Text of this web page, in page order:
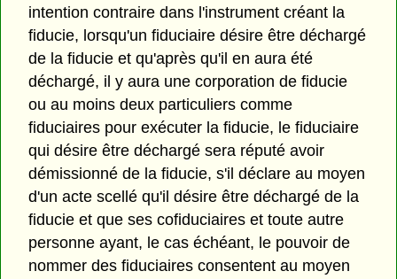
intention contraire dans l'instrument créant la
fiducie, lorsqu'un fiduciaire désire être déchargé
de la fiducie et qu'après qu'il en aura été
déchargé, il y aura une corporation de fiducie
ou au moins deux particuliers comme
fiduciaires pour exécuter la fiducie, le fiduciaire
qui désire être déchargé sera réputé avoir
démissionné de la fiducie, s'il déclare au moyen
d'un acte scellé qu'il désire être déchargé de la
fiducie et que ses cofiduciaires et toute autre
personne ayant, le cas échéant, le pouvoir de
nommer des fiduciaires consentent au moyen